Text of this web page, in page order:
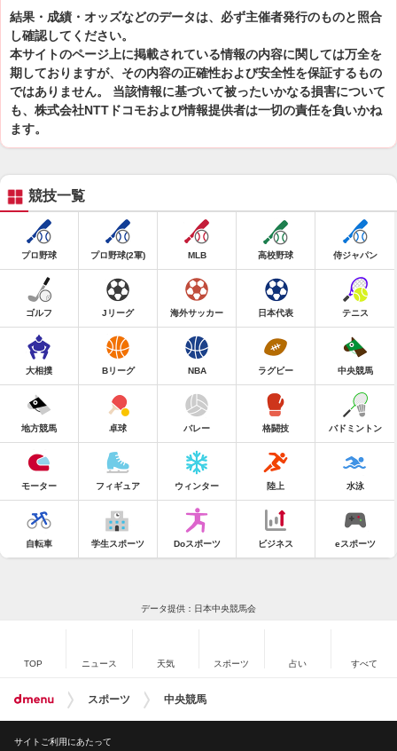
結果・成績・オッズなどのデータは、必ず主催者発行のものと照合
し確認してください。
本サイトのページ上に掲載されている情報の内容に関しては万全を
期しておりますが、その内容の正確性および安全性を保証するもの
ではありません。 当該情報に基づいて被ったいかなる損害について
も、株式会社NTTドコモおよび情報提供者は一切の責任を負いかね
ます。
競技一覧
プロ野球 プロ野球(2軍) MLB 高校野球 侍ジャパン
ゴルフ Jリーグ 海外サッカー 日本代表 テニス
大相撲 Bリーグ NBA ラグビー 中央競馬
地方競馬 卓球 バレー 格闘技 バドミントン
モーター フィギュア ウィンター 陸上 水泳
自転車 学生スポーツ Doスポーツ ビジネス eスポーツ
データ提供：日本中央競馬会
TOP ニュース 天気 スポーツ 占い すべて
スポーツ 中央競馬
サイトご利用にあたって